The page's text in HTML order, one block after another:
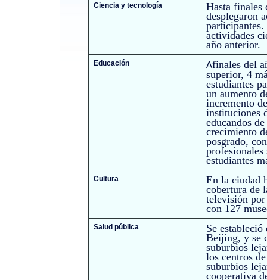
Ciencia y tecnología
Hasta finales
desplegaron
actividades
año anterior.
Educación Afinales del
superior, 4
estudiantes
un aumento
incremento
instituciones
educandos
crecimiento
posgrado,
estudiantes
Cultura
En la ciudad
cobertura de
televisión
con 127
Salud pública
Se
Beijing, y se
suburbios
los centros
suburbios
cooperativa